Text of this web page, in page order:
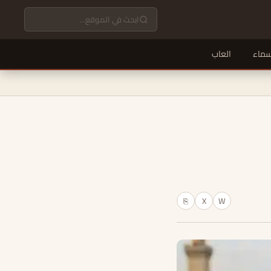
العاب
W
X
⎘